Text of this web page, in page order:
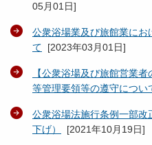
05月01日]
公衆浴場業及び旅館業に
て [2023年03月01日]
【公衆浴場及び旅館営業
等管理要領等の遵守につい
公衆浴場法施行条例一部改
下げ）
[2021年10月19日]